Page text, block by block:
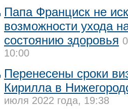
Папа Франциск не
возможности ухода
состоянию здоровья
10:00
Перенесены сроки
Кирилла в
июля 2022 года, 19:38